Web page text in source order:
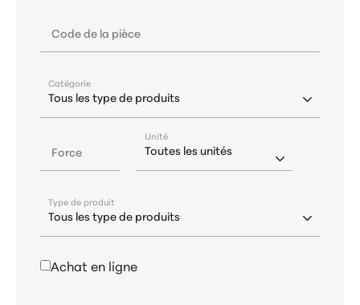
Code de la pièce
Catégorie
Force
Unité
Type de produit
Achat en ligne